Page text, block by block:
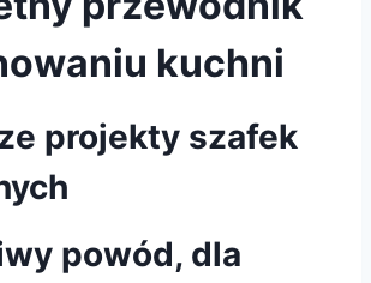
kuchni
projekty szafek
powód, dla